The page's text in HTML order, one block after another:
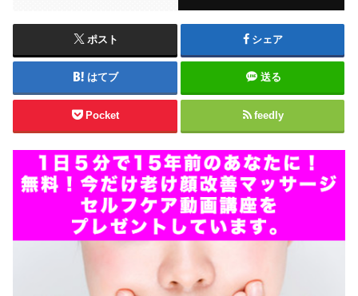
ポスト シェア
はてブ 送る
Pocket feedly